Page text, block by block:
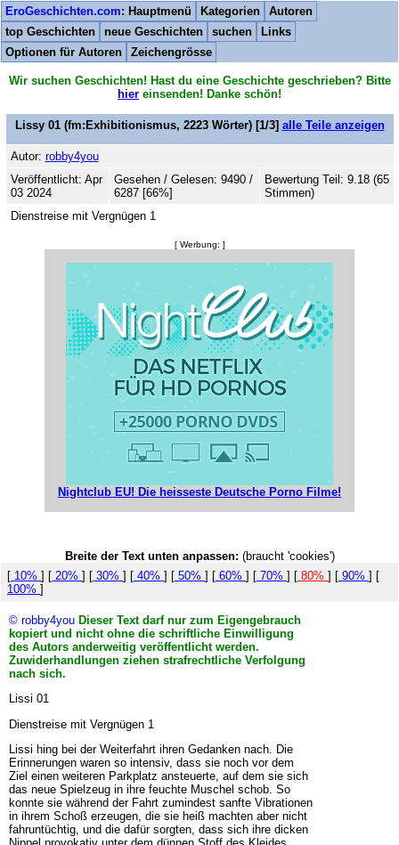
EroGeschichten.com: Hauptmenü Kategorien
Autoren
top Geschichten
neue Geschichten suchen
Links
Optionen für Autoren
Zeichengrösse
Wir suchen Geschichten! Hast du eine Geschichte geschrieben? Bitte
hier einsenden! Danke schön!
Lissy 01(fm:Exhibitionismus, 2223Wörter) [1/3] alle Teile anzeigen
Autor: robby4you
Veröffentlicht: Apr
03 2024
Gesehen / Gelesen: 9490 /
6287 [66%]
Bewertung Teil: 9.18 (65
Stimmen)
Dienstreise mit Vergnügen 1
[ Werbung: ]
Nightclub EU! Die heisseste Deutsche Porno Filme!
Breite der Text unten anpassen: (braucht 'cookies')
[ 10% ] [ 20% ] [ 30% ] [ 40% ] [ 50% ] [ 60% ] [ 70% ] [ 80% ] [ 90% ] [
100% ]
© robby4you Dieser Text darf nur zum Eigengebrauch
kopiert und nicht ohne die schriftliche Einwilligung
des Autors anderweitig veröffentlicht werden.
Zuwiderhandlungen ziehen strafrechtliche Verfolgung
nach sich.
Lissi 01
Dienstreise mit Vergnügen 1
Lissi hing bei der Weiterfahrt ihren Gedanken nach. Die
Erinnerungen waren so intensiv, dass sie noch vor dem
Ziel einen weiteren Parkplatz ansteuerte, auf dem sie sich
das neue Spielzeug in ihre feuchte Muschel schob. So
konnte sie während der Fahrt zumindest sanfte Vibrationen
in ihrem Schoß erzeugen, die sie heiß machten aber nicht
fahruntüchtig, und die dafür sorgten, dass sich ihre dicken